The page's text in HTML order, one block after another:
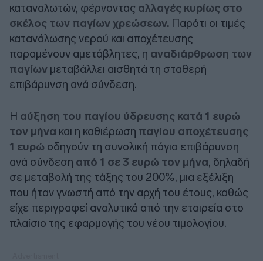
καταναλωτών, φέρνοντας αλλαγές κυρίως στο
σκέλος των παγίων χρεώσεων. Παρότι οι τιμές
κατανάλωσης νερού και αποχέτευσης
παραμένουν αμετάβλητες, η αναδιάρθρωση των
παγίων μεταβάλλει αισθητά τη σταθερή
επιβάρυνση ανά σύνδεση.
Η αύξηση του παγίου ύδρευσης κατά 1 ευρώ
τον μήνα και η καθιέρωση παγίου αποχέτευσης
1 ευρώ οδηγούν τη συνολική πάγια επιβάρυνση
ανά σύνδεση από 1 σε 3 ευρώ τον μήνα, δηλαδή
σε μεταβολή της τάξης του 200%, μια εξέλιξη
που ήταν γνωστή από την αρχή του έτους, καθώς
είχε περιγραφεί αναλυτικά από την εταιρεία στο
πλαίσιο της εφαρμογής του νέου τιμολογίου.